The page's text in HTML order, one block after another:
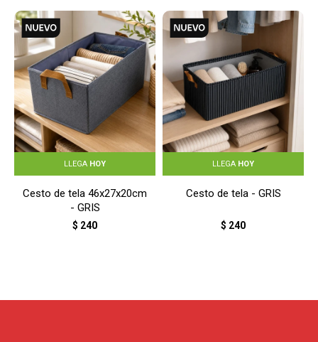
LLEGA HOY
Cesto de tela 46x27x20cm
- GRIS
$ 240
LLEGA HOY
Cesto de tela - GRIS
$ 240